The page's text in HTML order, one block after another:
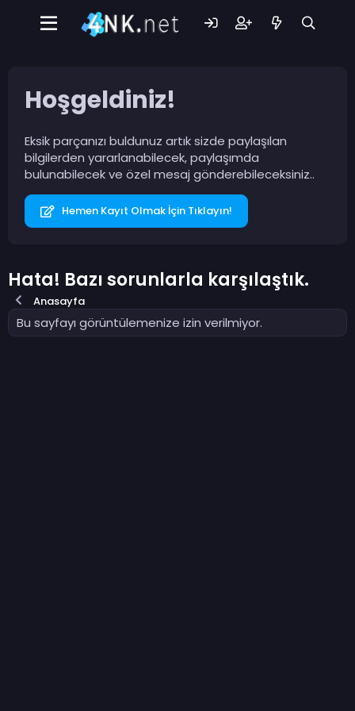
Hoşgeldiniz!
Eksik parçanızı buldunuz artık sizde paylaşılan
bilgilerden yararlanabilecek, paylaşımda
bulunabilecek ve özel mesaj gönderebileceksiniz..
Hemen Kayıt Olmak İçin Tıklayın!
Hata! Bazı sorunlarla karşılaştık.
Anasayfa
Bu sayfayı görüntülemenize izin verilmiyor.